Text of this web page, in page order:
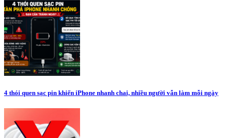
4 thói quen sạc pin khiến iPhone nhanh chai, nhiều người vẫn làm mỗi ngày